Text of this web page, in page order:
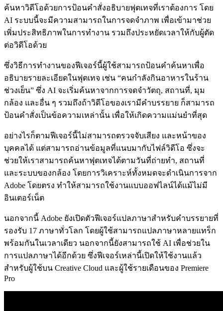
ค้นหาวิดีโอด้วยการป้อนคำสั่งอธิบายฟุตเทจที่เราต้องการ โดย
AI ระบบนี้จะมีความสามารถในการจดจำภาพ เพื่อเข้ามาช่วย
เพิ่มประสิทธิภาพในการทำงาน รวมถึงประหยัดเวลาให้กับผู้ตัด
ต่อวิดีโอด้วย
ซึ่งวิธีการทำงานของฟีเจอร์นี้ผู้ใช้สามารถป้อนคำค้นหาเพื่อ
อธิบายรายละเอียดในฟุตเทจ เช่น “คนกำลังกินอาหารในร้าน
ช่วงเย็น” ซึ่ง AI จะเริ่มค้นหาจากการจดจำวัตถุ, สถานที่, มุม
กล้อง และอื่น ๆ รวมถึงถ้าวิดีโอของเรามีคำบรรยาย ก็สามารถ
ป้อนคำสั่งเป็นข้อความเหล่านั้น เพื่อให้เกิดความแม่นยำที่สุด
อย่างไรก็ตามฟีเจอร์นี้ไม่สามารถตรวจจับเสียง และหน้าของ
บุคคลได้ แต่สามารถอ่านข้อมูลที่แนบมากับไฟล์วิดีโอ ซึ่งจะ
ช่วยให้เราสามารถค้นหาฟุตเทจได้ตามวันที่ถ่ายทำ, สถานที่
และระบบของกล้อง โดยการวิเคราะห์ทั้งหมดจะดำเนินการจาก
Adobe โดยตรง ทำให้สามารถใช้งานแบบออฟไลน์ได้แม้ไม่มี
อินเตอร์เน็ต
นอกจากนี้ Adobe ยังเปิดตัวฟีเจอร์แปลภาษาสำหรับคำบรรยายที่
รองรับ 17 ภาษาทั่วโลก โดยผู้ใช้สามารถแปลภาษาหลายแทร็ก
พร้อมกันในเวลาเดียว นอกจากนี้ยังสามารถใช้ AI เพื่อช่วยใน
การแปลภาษาได้อีกด้วย ซึ่งฟีเจอร์เหล่านี้เปิดให้ใช้งานแล้ว
สำหรับผู้ใช้บน Creative Cloud และผู้ใช้รายเดือนของ Premiere
Pro